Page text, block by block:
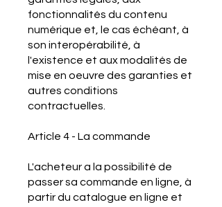
fonctionnalités du contenu
numérique et, le cas échéant, à
son interopérabilité, à
l'existence et aux modalités de
mise en oeuvre des garanties et
autres conditions
contractuelles.
Article 4 - La commande
L'acheteur a la possibilité de
passer sa commande en ligne, à
partir du catalogue en ligne et